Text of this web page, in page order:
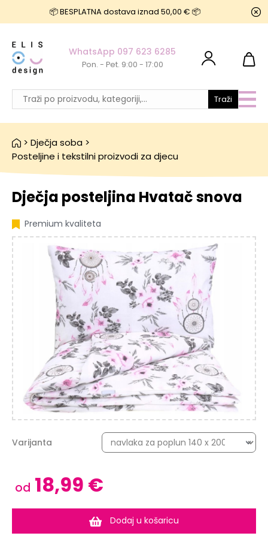
📦 BESPLATNA dostava iznad 50,00 € 📦
Traži
WhatsApp 097 623 6285
Pon. - Pet. 9:00 - 17:00
> Dječja soba >
Posteljine i tekstilni proizvodi za djecu
Dječja posteljina Hvatač snova
Premium kvaliteta
Varijanta
od 18,99 €
Dodaj u košaricu